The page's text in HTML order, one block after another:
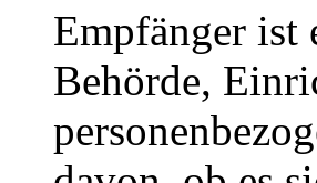
Empfänger ist
Behörde,